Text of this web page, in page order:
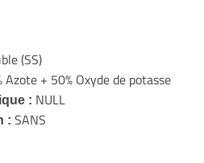
(SS)
Azote + 50% Oxyde de potasse
: NULL
: SANS